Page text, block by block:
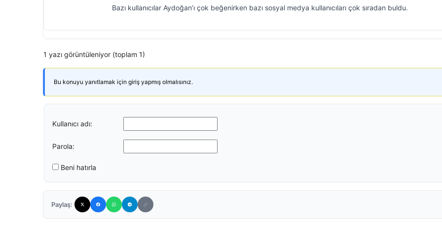
Bazı kullanıcılar Aydoğan’ı çok beğenirken bazı sosyal medya kullanıcıları çok sıradan buldu.
1 yazı görüntüleniyor (toplam 1)
Bu konuyu yanıtlamak için giriş yapmış olmalısınız.
Kullanıcı adı:
Parola:
Beni hatırla
Paylaş: